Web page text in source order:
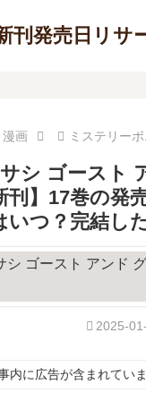
刊発売日リサ
漫画 ミステリー
シ ゴースト
刊】17巻の発
いつ？完結し
2025-
内に広告が含まれていま